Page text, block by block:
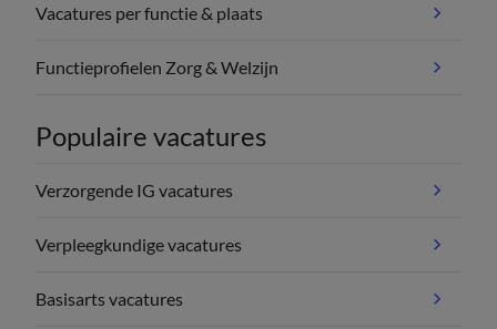
Vacatures per functie & plaats
Functieprofielen Zorg & Welzijn
Populaire vacatures
Verzorgende IG vacatures
Verpleegkundige vacatures
Basisarts vacatures